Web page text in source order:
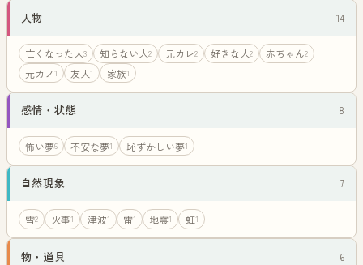
人物 14
亡くなった人3 知らない人2 元カレ2 好きな人2 赤ちゃん2
元カノ1 友人1 家族1
感情・状態 8
怖い夢6 不安な夢1 恥ずかしい夢1
自然現象 7
雪2 火事1 津波1 雷1 地震1 虹1
物・道具 6